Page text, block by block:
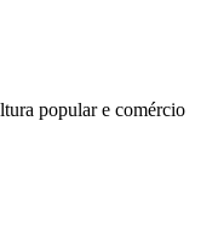
popular e comércio